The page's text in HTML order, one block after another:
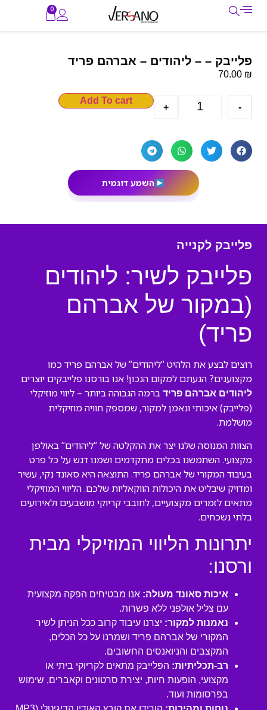
0
פלייבק – – ליהודים – אברהם פריד
70.00 ₪
-
+
Add To cart
השמע דוגמית
פלייבק לקנייה
פלייבק לשיר: ליהודים
(במקור של אברהם
פריד)
רוצים לבצע את הלהיט “ליהודים” של אברהם פריד כמו
מקצוענים? הגעתם למקום הנכון! אנו בורסנו פלייבקים יוצרים
ליהודים אברהם פריד ברמה הגבוהה ביותר – ליווי מוזיקלי
(פלייבק) איכותי ונאמן למקור, שמספק חוויה מוזיקלית
מושלמת.
הצוות המנוסה שלנו יצר את ההקלטה של “ליהודים” באולפן
מקצועי. השתמשנו בכלים מתקדמים ושמנו דגש על כל פרט
בעיבוד המקורי של אברהם פריד. התוצאה היא סאונד נקי, עשיר
ומדויק שיבליט את היכולות הווקאליות שלכם. הליווי המוזיקלי
מתאים לזמרים מקצועיים, לחובבי קריוקי מושבעים ולאירועים
בלתי נשכחים.
יתרונות הליווי המוזיקלי מבית
ורסנו:
איכות סאונד מעולה: אנו מבטיחים הפקה מקצועית
עם צליל אולפני ללא פשרות.
נאמנות למקור: יצרנו עיבוד קרוב ככל הניתן לשיר
המקורי של אברהם פריד ושמרנו על כל הכלים,
המקצבים והניואנסים החשובים.
רב-תכליתיות: הפלייבק מתאים לקריוקי ביתי או
מקצועי, הופעות חיות, יצירת סרטונים וקאברים, שימוש
בפרסומות ועוד.